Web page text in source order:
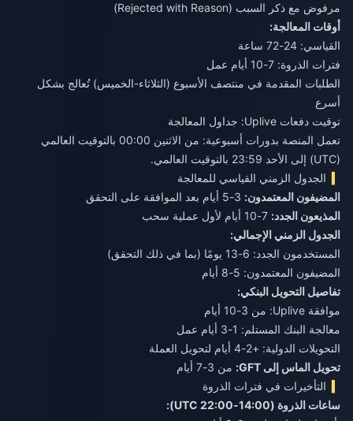
مرفوض مع ذكر السبب (Rejected with Reason)
أوقات المعالجة:
القياسي: 24-72 ساعة
فترات الذروة: 7-10 أيام عمل
الطلبات المقدمة في منتصف الأسبوع (الثلاثاء-الخميس) تُعالج بشكل
أسرع
توقيت دفعات Uplive: جداول المعالجة
تعمل المنصة بدورات أسبوعية: من الاثنين 00:00 بالتوقيت العالمي
(UTC) إلى الأحد 23:59 بالتوقيت العالمي.
الجدول الزمني القياسي للمعالجة
المضيفون المعتمدون:
المذيعون الجدد:
الجدول الزمني الإجمالي:
المستخدمون الجدد: 6-13 يومًا (بما في ذلك التحقق)
المضيفون المعتمدون: 5-8 أيام
تفاصيل التحويل البنكي:
موافقة Uplive: من 3-10 أيام
معالجة البنك المستلم: 1-3 أيام عمل
التحويلات الدولية: +2-4 أيام لتحويل العملة
تحويل الماس إلى GFT:
من 3-7 أيام
التأخيرات في فترات الذروة
ساعات الذروة (14:00-22:00 UTC):